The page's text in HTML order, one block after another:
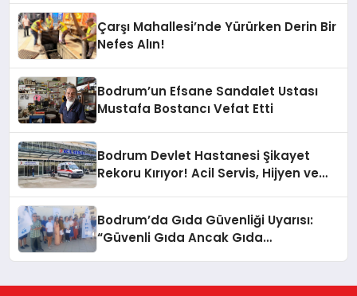
Çarşı Mahallesi’nde Yürürken Derin Bir
Nefes Alın!
Bodrum’un Efsane Sandalet Ustası
Mustafa Bostancı Vefat Etti
Bodrum Devlet Hastanesi Şikayet
Rekoru Kırıyor! Acil Servis, Hijyen ve
Bodrum’da Gıda Güvenliği Uyarısı:
“Güvenli Gıda Ancak Gıda